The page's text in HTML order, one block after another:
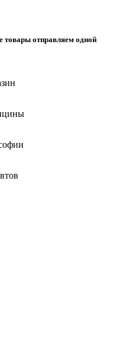
товары отправляем одной